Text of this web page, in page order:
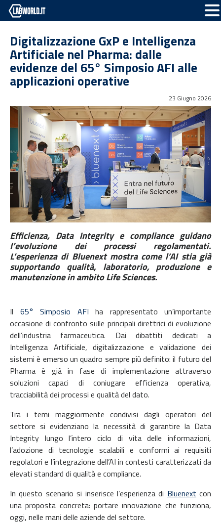
Digitalizzazione GxP e Intelligenza
Artificiale nel Pharma: dalle
evidenze del 65° Simposio AFI alle
applicazioni operative
23 Giugno 2026
Efficienza, Data Integrity e compliance guidano
l’evoluzione dei processi regolamentati.
L’esperienza di Bluenext mostra come l’AI stia già
supportando qualità, laboratorio, produzione e
manutenzione in ambito Life Sciences.
Il 65° Simposio AFI ha rappresentato un’importante
occasione di confronto sulle principali direttrici di evoluzione
dell’industria farmaceutica. Dai dibattiti dedicati a
Intelligenza Artificiale, digitalizzazione e validazione dei
sistemi è emerso un quadro sempre più definito: il futuro del
Pharma è già in fase di implementazione attraverso
soluzioni capaci di coniugare efficienza operativa,
tracciabilità dei processi e qualità del dato.
Tra i temi maggiormente condivisi dagli operatori del
settore si evidenziano la necessità di garantire la Data
Integrity lungo l’intero ciclo di vita delle informazioni,
l’adozione di tecnologie scalabili e conformi ai requisiti
regolatori e l’integrazione dell’AI in contesti caratterizzati da
elevati standard di qualità e compliance.
In questo scenario si inserisce l’esperienza di Bluenext con
una proposta concreta: portare innovazione che funziona,
oggi, nelle mani delle aziende del settore.